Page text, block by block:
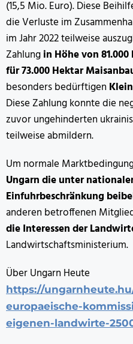
(15,5 Mio. Euro). Diese
die Verluste im
im Jahr 2022 teilweise
Zahlungin Höhe von
für 73.000 Hektar
besonders bedürftigen
Diese Zahlung konnte die
zuvor ungehinderten
teilweise abmildern.
Um normale
Ungarn die unter
Einfuhrbeschränkung
anderen betroffenen
die Interessen der
Landwirtschaftsministerium.
Über Ungarn Heute
https://
europaeische-
eigenen-landwirte-